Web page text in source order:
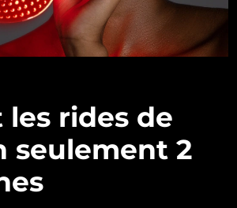
les rides de
seulement 2